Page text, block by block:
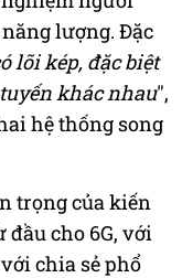
lượng. Đặc
lõi kép, đặc biệt
khác nhau",
hệ thống song
trọng của kiến
cho 6G, với
chia sẻ phổ